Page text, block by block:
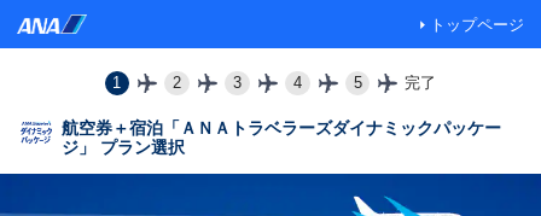
トップページ
1 2 3 4 5 完了
航空券＋宿泊「ＡＮＡトラベラーズダイナミックパッケー
ジ」 プラン選択